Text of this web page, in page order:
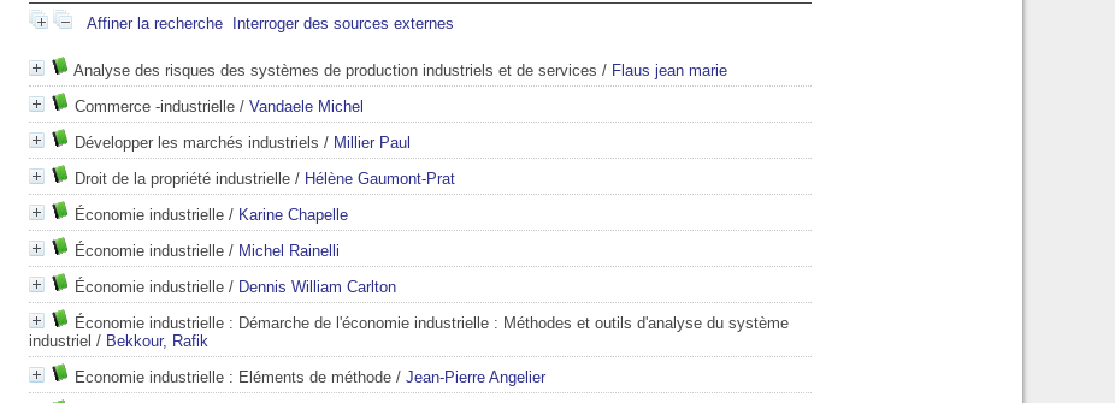
Affiner la recherche Interroger des sources externes
Analyse des risques des systèmes de production industriels et de services / Flaus jean marie
Commerce -industrielle / Vandaele Michel
Développer les marchés industriels / Millier Paul
Droit de la propriété industrielle / Hélène Gaumont-Prat
Économie industrielle / Karine Chapelle
Économie industrielle / Michel Rainelli
Économie industrielle / Dennis William Carlton
Économie industrielle : Démarche de l'économie industrielle : Méthodes et outils d'analyse du système
industriel / Bekkour, Rafik
Economie industrielle : Eléments de méthode / Jean-Pierre Angelier